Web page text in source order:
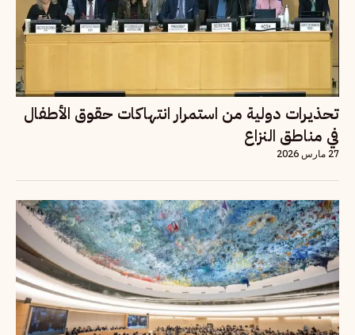
تحذيرات دولية من استمرار انتهاكات حقوق الأطفال
في مناطق النزاع
27 مارس 2026